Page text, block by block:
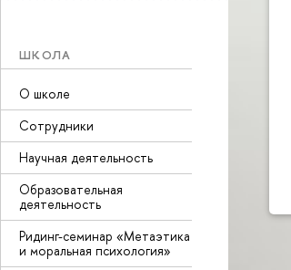
ШКОЛА
О школе
Сотрудники
Научная деятельность
Образовательная
деятельность
Ридинг-семинар «Метаэтика
и моральная психология»